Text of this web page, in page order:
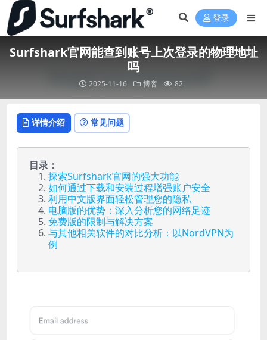
登录
Surfshark官网能查到账号上次登录的物理地址
吗
2025-11-16 博客 82
详情介绍 常见问题
目录：
探索Surfshark官网的强大功能
如何通过下载和安装过程增强账户安全
利用中文版界面轻松管理您的隐私
电脑版的优势：深入分析您的网络足迹
免费版的限制与解决方案
与其他相关软件的对比分析：以NordVPN为
例